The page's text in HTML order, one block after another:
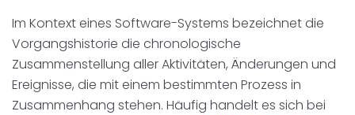
Im Kontext eines Software-Systems bezeichnet die
Vorgangshistorie die chronologische
Zusammenstellung aller Aktivitäten, Änderungen und
Ereignisse, die mit einem bestimmten Prozess in
Zusammenhang stehen. Häufig handelt es sich bei
Disposition
schwarz auf weiß
Cenvis
GL Verleih